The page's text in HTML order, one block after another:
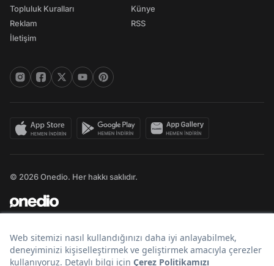
Topluluk Kuralları
Reklam
İletişim
Künye
RSS
© 2026 Onedio. Her hakkı saklıdır.
Bir markasıdır.